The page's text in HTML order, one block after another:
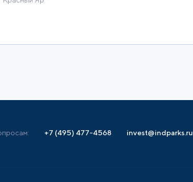
+7 (495) 477-4568 invest@indparks.ru